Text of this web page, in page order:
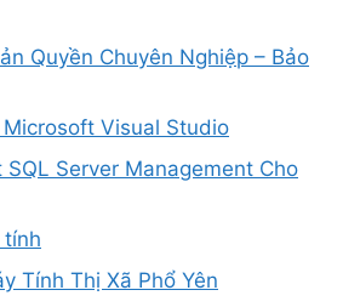
Quyền Chuyên Nghiệp – Bảo
Visual Studio
Server Management Cho
tính
Tính Thị Xã Phổ Yên